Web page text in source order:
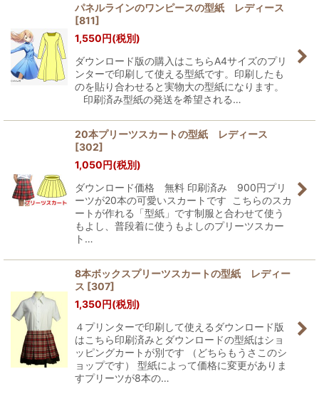
パネルラインのワンピースの型紙 レディース
[811]
1,550円(税別)
ダウンロード版の購入はこちらA4サイズのプリ
ンターで印刷して使える型紙です。印刷したも
のを貼り合わせると実物大の型紙になります。
印刷済み型紙の発送を希望される…
20本プリーツスカートの型紙 レディース
[302]
1,050円(税別)
ダウンロード価格 無料 印刷済み 900円プリ
ーツが20本の可愛いスカートです こちらのスカ
ートが作れる「型紙」です制服と合わせて使う
もよし、普段着に使うもよしのプリーツスカー
ト…
8本ボックスプリーツスカートの型紙 レディー
ス [307]
1,350円(税別)
４プリンターで印刷して使えるダウンロード版
はこちら印刷済みとダウンロードの型紙はショ
ッピングカートが別です （どちらもうさこのシ
ョップです） 型紙によって価格に変更がありま
すプリーツが8本の…